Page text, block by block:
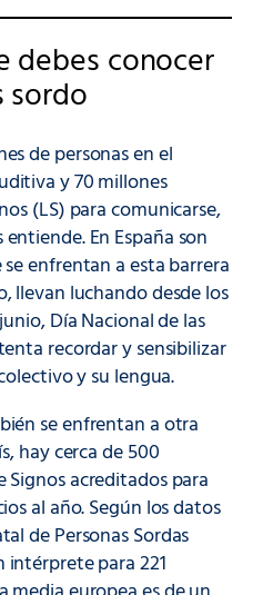
debes conocer
sordo
de personas en el
y 70 millones
(LS) para comunicarse,
En España son
enfrentan a esta barrera
llevan luchando desde los
Día Nacional de las
recordar y sensibilizar
y su lengua.
se enfrentan a otra
hay cerca de 500
acreditados para
al año. Según los datos
de Personas Sordas
intérprete para 221